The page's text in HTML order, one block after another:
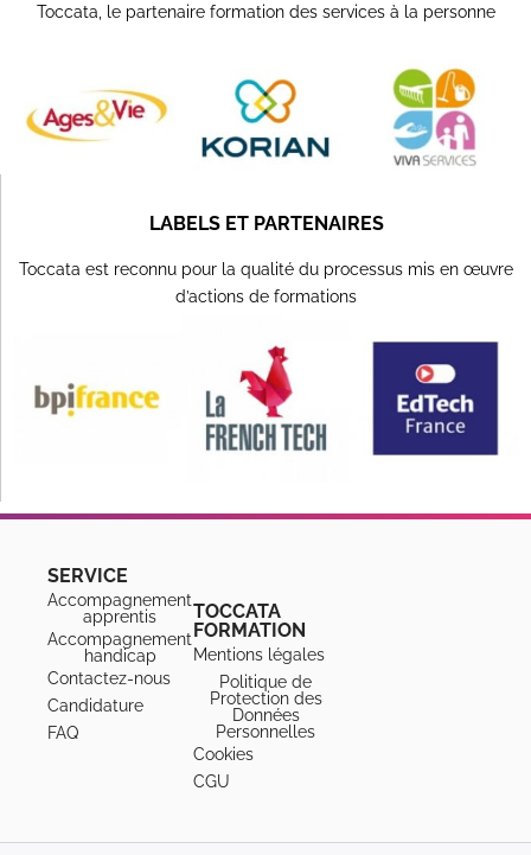
Toccata, le partenaire formation des services à la personne
LABELS ET PARTENAIRES
Toccata est reconnu pour la qualité du processus mis en œuvre
d’actions de formations
SERVICE
Accompagnement
apprentis
Accompagnement
handicap
Contactez-nous
Candidature
FAQ
TOCCATA
FORMATION
Mentions légales
Politique de
Protection des
Données
Personnelles
Cookies
CGU